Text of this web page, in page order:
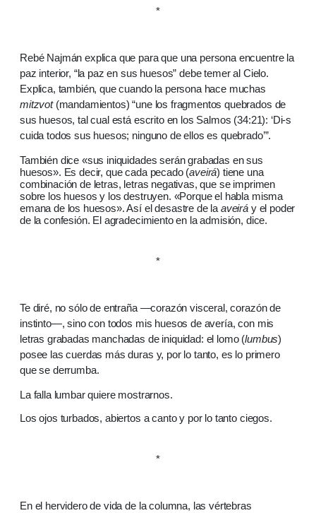
*
Rebé Najmán explica que para que una persona encuentre la
paz interior, “la paz en sus huesos” debe temer al Cielo.
Explica, también, que cuando la persona hace muchas
mitzvot(mandamientos) “une los fragmentos quebrados de
sus huesos, tal cual está escrito en los Salmos (34:21): ‘Di-s
cuida todos sus huesos; ninguno de ellos es quebrado’”.
También dice «sus iniquidades serán grabadas en sus
huesos». Es decir, que cada pecado (aveirá) tiene una
combinación de letras, letras negativas, que se imprimen
sobre los huesos y los destruyen. «Porque el habla misma
emana de los huesos». Así el desastre de laaveirá y el poder
de la confesión. El agradecimiento en la admisión, dice.
*
Te diré, no sólo de entraña —corazón visceral, corazón de
instinto—, sino con todos mis huesos de avería, con mis
letras grabadas manchadas de iniquidad: el lomo (lumbus)
posee las cuerdas más duras y, por lo tanto, es lo primero
que se derrumba.
La falla lumbar quiere mostrarnos.
Los ojos turbados, abiertos a canto y por lo tanto ciegos.
*
En el hervidero de vida de la columna, las vértebras